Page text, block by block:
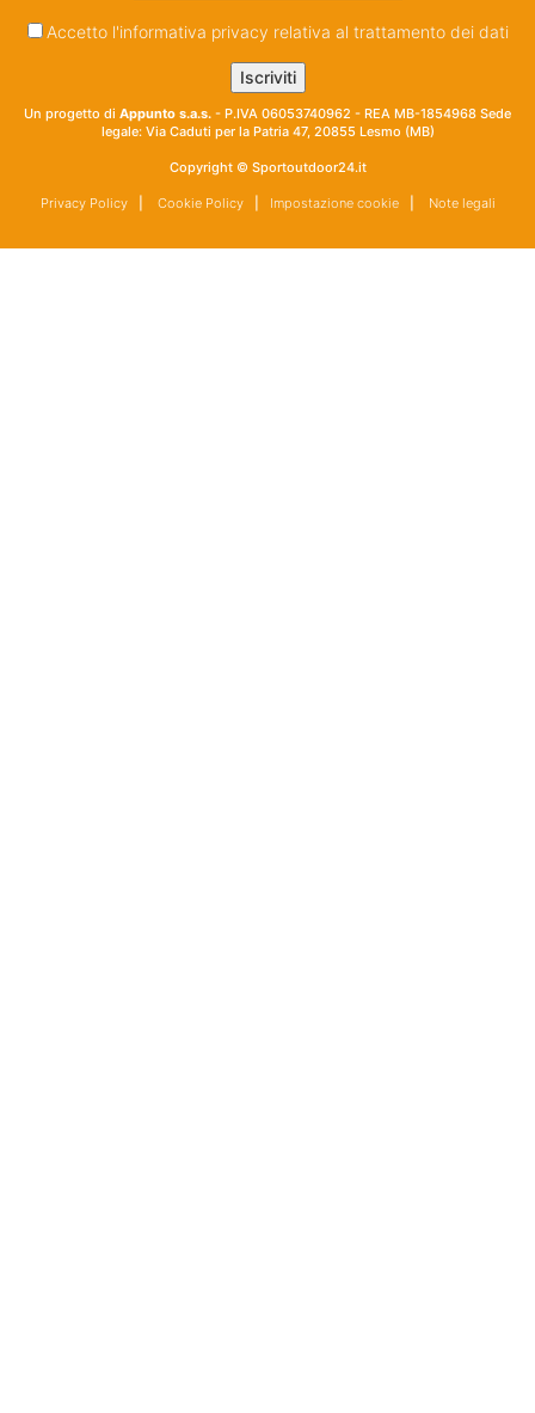
Accetto l'informativa privacy relativa al trattamento dei dati
Un progetto di Appunto s.a.s. - P.IVA 06053740962 - REA MB-1854968 Sede
legale: Via Caduti per la Patria 47, 20855 Lesmo (MB)
Copyright © Sportoutdoor24.it
Privacy Policy| Cookie Policy| Impostazione cookie| Note legali